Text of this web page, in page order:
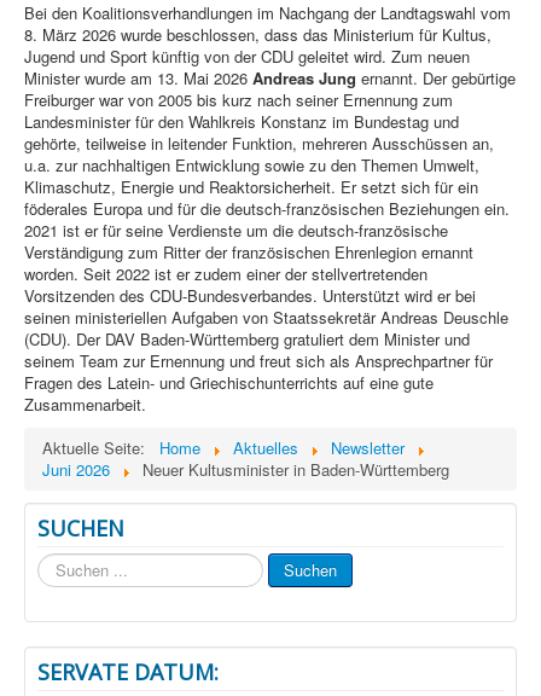
Bei den Koalitionsverhandlungen im Nachgang der Landtagswahl vom
8. März 2026 wurde beschlossen, dass das Ministerium für Kultus,
Jugend und Sport künftig von der CDU geleitet wird. Zum neuen
Minister wurde am 13. Mai 2026 Andreas Jung ernannt. Der gebürtige
Freiburger war von 2005 bis kurz nach seiner Ernennung zum
Landesminister für den Wahlkreis Konstanz im Bundestag und
gehörte, teilweise in leitender Funktion, mehreren Ausschüssen an,
u.a. zur nachhaltigen Entwicklung sowie zu den Themen Umwelt,
Klimaschutz, Energie und Reaktorsicherheit. Er setzt sich für ein
föderales Europa und für die deutsch-französischen Beziehungen ein.
2021 ist er für seine Verdienste um die deutsch-französische
Verständigung zum Ritter der französischen Ehrenlegion ernannt
worden. Seit 2022 ist er zudem einer der stellvertretenden
Vorsitzenden des CDU-Bundesverbandes. Unterstützt wird er bei
seinen ministeriellen Aufgaben von Staatssekretär Andreas Deuschle
(CDU). Der DAV Baden-Württemberg gratuliert dem Minister und
seinem Team zur Ernennung und freut sich als Ansprechpartner für
Fragen des Latein- und Griechischunterrichts auf eine gute
Zusammenarbeit.
Aktuelle Seite:
Home Aktuelles
Newsletter
Juni 2026
Neuer Kultusminister in Baden-Württemberg
SUCHEN
Suchen
...
Suchen
SERVATE DATUM: